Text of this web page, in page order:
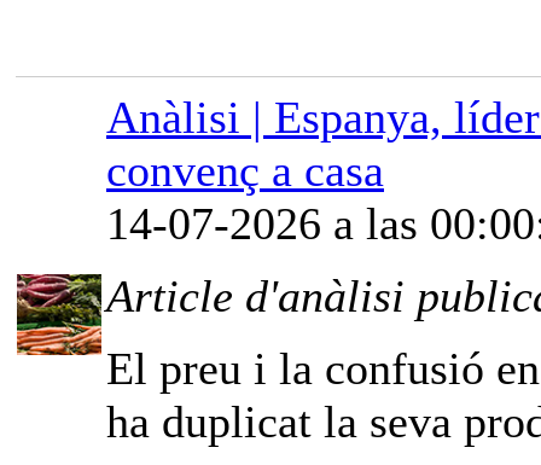
Anàlisi | Espanya,
convenç a casa
14-07-2026 a las
Article d'anàlisi
El preu i la confusió
ha duplicat la seva